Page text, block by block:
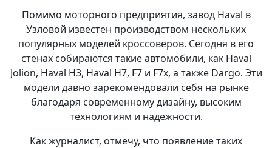
Помимо моторного предприятия, завод Haval в
Узловой известен производством нескольких
популярных моделей кроссоверов. Сегодня в его
стенах собираются такие автомобили, как Haval
Jolion, Haval H3, Haval H7, F7 и F7x, а также Dargo. Эти
модели давно зарекомендовали себя на рынке
благодаря современному дизайну, высоким
технологиям и надежности.
Как журналист, отмечу, что появление таких